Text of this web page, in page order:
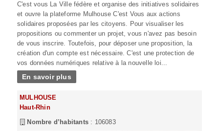
C'est vous La Ville fédère et organise des initiatives solidaires
et ouvre la plateforme Mulhouse C'est Vous aux actions
solidaires proposées par les citoyens. Pour visualiser les
propositions ou commenter un projet, vous n'avez pas besoin
de vous inscrire. Toutefois, pour déposer une proposition, la
création d'un compte est nécessaire. C'est une protection de
vos données numériques relative à la nouvelle loi...
En savoir plus
MULHOUSE
Haut-Rhin
Nombre d’habitants : 106083